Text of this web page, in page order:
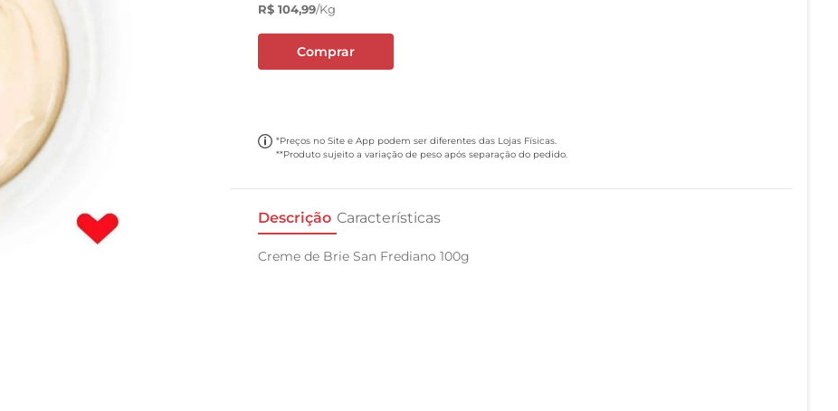
R$ 104,99/kg
Comprar
*Preços no Site e App podem ser diferentes das Lojas Físicas.
**Produto sujeito a variação de peso após separação do pedido.
Descrição Características
Creme de Brie San Frediano 100g